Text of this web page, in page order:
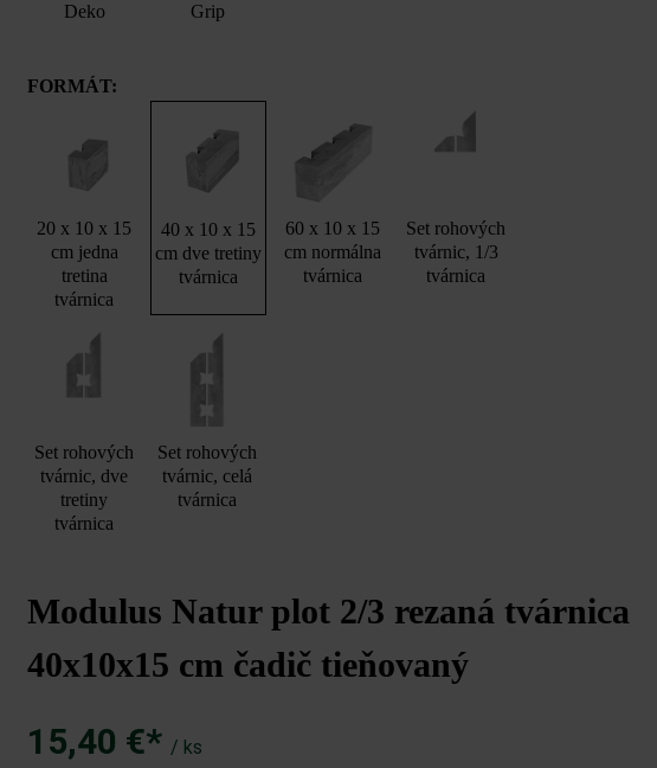
Deko Grip
FORMÁT:
20 x 10 x 15
cm jedna
tretina
tvárnica
40 x 10 x 15
cm dve tretiny
tvárnica
60 x 10 x 15
cm normálna
tvárnica
Set rohových
tvárnic, 1/3
tvárnica
Set rohových
tvárnic, dve
tretiny
tvárnica
Set rohových
tvárnic, celá
tvárnica
Modulus Natur plot 2/3 rezaná tvárnica
40x10x15 cm čadič tieňovaný
15,40 €* / ks